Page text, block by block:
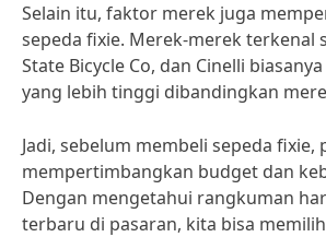
Selain itu, faktor merek juga
sepeda fixie. Merek-merek terkenal
State Bicycle Co, dan Cinelli
yang lebih tinggi dibandingkan
Jadi, sebelum membeli sepeda
mempertimbangkan budget dan
Dengan mengetahui rangkuman
terbaru di pasaran, kita bisa